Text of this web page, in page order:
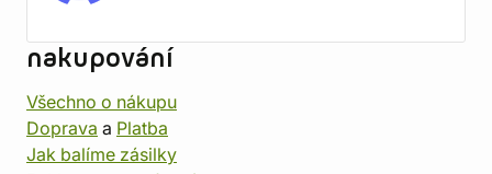
nakupování
Všechno o nákupu
Doprava a Platba
Jak balíme zásilky